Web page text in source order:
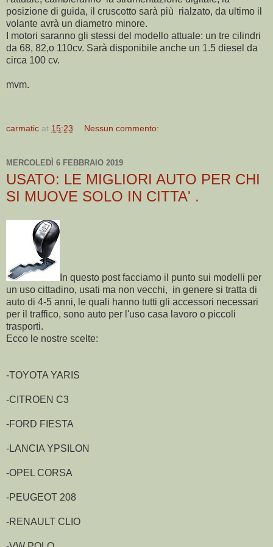
posizione di guida, il cruscotto sarà più rialzato, da ultimo il
volante avrà un diametro minore.
I motori saranno gli stessi del modello attuale: un tre cilindri
da 68, 82,o 110cv. Sarà disponibile anche un 1.5 diesel da
circa 100 cv.
mvm.
carmatic at 15:23 Nessun commento:
MERCOLEDÌ 6 FEBBRAIO 2019
USATO: LE MIGLIORI AUTO PER CHI
SI MUOVE SOLO IN CITTA' .
In questo post facciamo il punto sui modelli per
un uso cittadino, usati ma non vecchi, in genere si tratta di
auto di 4-5 anni, le quali hanno tutti gli accessori necessari
per il traffico, sono auto per l'uso casa lavoro o piccoli
trasporti.
Ecco le nostre scelte:
-TOYOTA YARIS
-CITROEN C3
-FORD FIESTA
-LANCIA YPSILON
-OPEL CORSA
-PEUGEOT 208
-RENAULT CLIO